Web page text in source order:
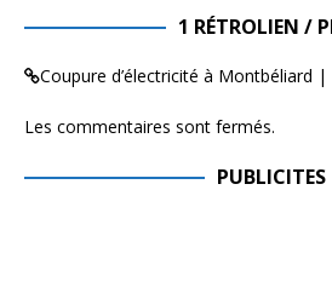
1 RÉTROLIEN /
Coupure d’électricité à Montbéliard
Les commentaires sont fermés.
PUBLICITES